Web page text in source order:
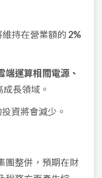
維持在營業額的 2%
端運算相關電源、
成長領域。
資將會減少。
團整併，預期在財